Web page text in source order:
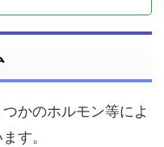
かのホルモン等によ
す。